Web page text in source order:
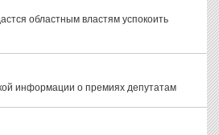
областным властям успокоить
информации о премиях депутатам